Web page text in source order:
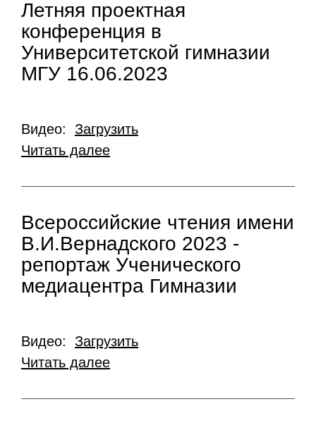
Летняя проектная
конференция в
Университетской гимназии
МГУ 16.06.2023
Видео: Загрузить
Читать далее
Всероссийские чтения имени
В.И.Вернадского 2023 -
репортаж Ученического
медиацентра Гимназии
Видео: Загрузить
Читать далее